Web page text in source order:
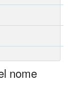
nome